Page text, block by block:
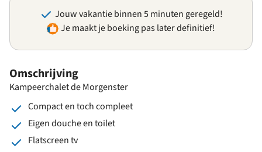
Omschrijving
Kampeerchalet de Morgenster
Compact en toch compleet
Eigen douche en toilet
Flatscreen tv
Jouw vakantie binnen 5 minuten geregeld!
Je maakt je boeking pas later definitief!